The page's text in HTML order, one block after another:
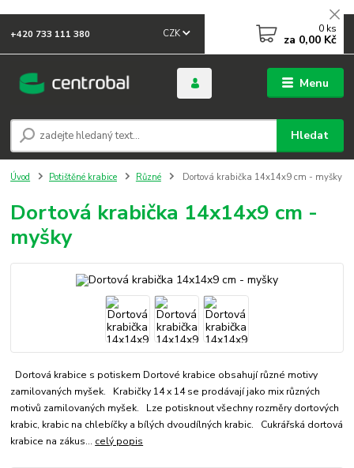
Menu
CZK
Hledat
+420 733 111 380 0 ks
za 0,00 Kč
Úvod Potištěné krabice Různé Dortová krabička 14x14x9 cm - myšky
Dortová krabička 14x14x9 cm -
myšky
Dortová krabice s potiskem Dortové krabice obsahují různé motivy
zamilovaných myšek. Krabičky 14 x 14 se prodávají jako mix různých
motivů zamilovaných myšek. Lze potisknout všechny rozměry dortových
krabic, krabic na chlebíčky a bílých dvoudílných krabic. Cukrářská dortová
krabice na zákus... celý popis